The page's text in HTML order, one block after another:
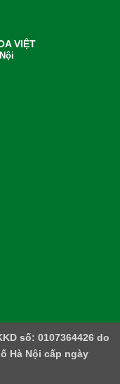
VIỆT
số: 0107364426 do
Hà Nội cấp ngày